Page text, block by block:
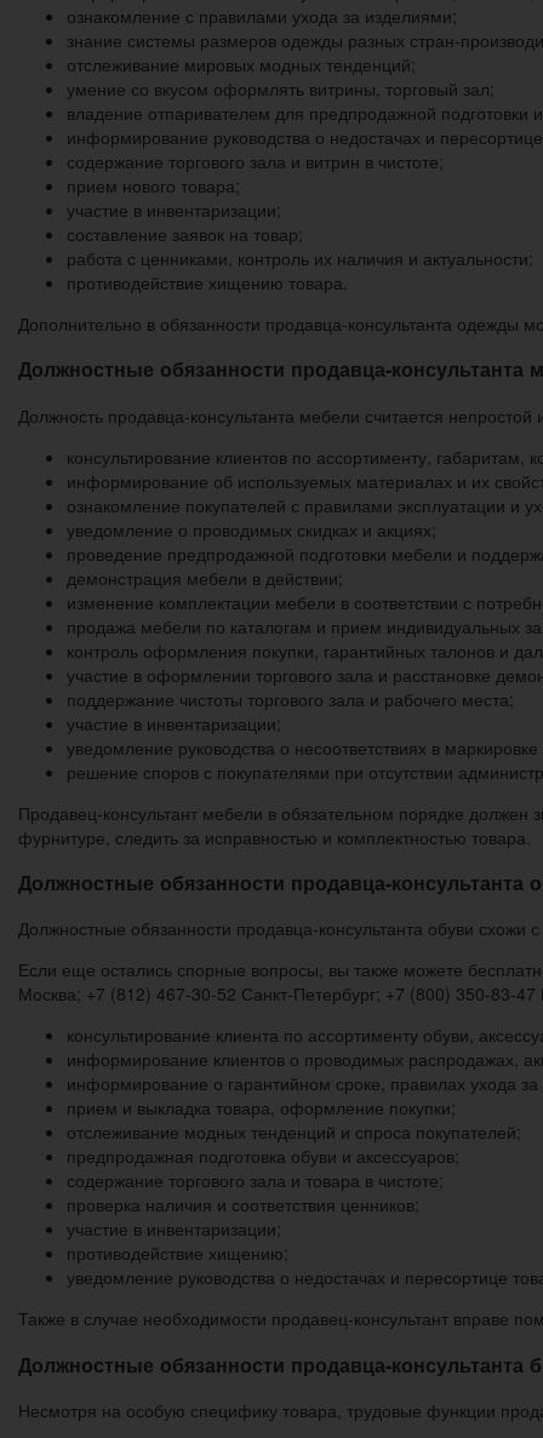
ознакомление с правилами ухода за изделиями;
знание системы размеров одежды разных стран-
отслеживание мировых модных тенденций;
умение со вкусом оформлять витрины, торговый зал;
владение отпаривателем для предпродажной подготовки
информирование руководства о недостачах и
содержание торгового зала и витрин в чистоте;
прием нового товара;
участие в инвентаризации;
составление заявок на товар;
работа с ценниками, контроль их наличия и актуальности;
противодействие хищению товара.
Дополнительно в обязанности продавца-консультанта одежды
Должностные обязанности продавца-консультанта
Должность продавца-консультанта мебели считается
консультирование клиентов по ассортименту, габаритам,
информирование об используемых материалах и их
ознакомление покупателей с правилами эксплуатации и
уведомление о проводимых скидках и акциях;
проведение предпродажной подготовки мебели и
демонстрация мебели в действии;
изменение комплектации мебели в соответствии с
продажа мебели по каталогам и прием индивидуальных
контроль оформления покупки, гарантийных талонов и
участие в оформлении торгового зала и расстановке
поддержание чистоты торгового зала и рабочего места;
участие в инвентаризации;
уведомление руководства о несоответствиях в
решение споров с покупателями при отсутствии
Продавец-консультант мебели в обязательном порядке
фурнитуре, следить за исправностью и комплектностью товара.
Должностные обязанности продавца-консультанта
Должностные обязанности продавца-консультанта обуви
Если еще остались спорные вопросы, вы также можете
Москва; +7 (812) 467-30-52 Санкт-Петербург; +7 (800) 350-83-47
консультирование клиента по ассортименту обуви,
информирование клиентов о проводимых распродажах,
информирование о гарантийном сроке, правилах ухода
прием и выкладка товара, оформление покупки;
отслеживание модных тенденций и спроса покупателей;
предпродажная подготовка обуви и аксессуаров;
содержание торгового зала и товара в чистоте;
проверка наличия и соответствия ценников;
участие в инвентаризации;
противодействие хищению;
уведомление руководства о недостачах и пересортице
Также в случае необходимости продавец-консультант вправе
Должностные обязанности продавца-консультанта
Несмотря на особую специфику товара, трудовые функции